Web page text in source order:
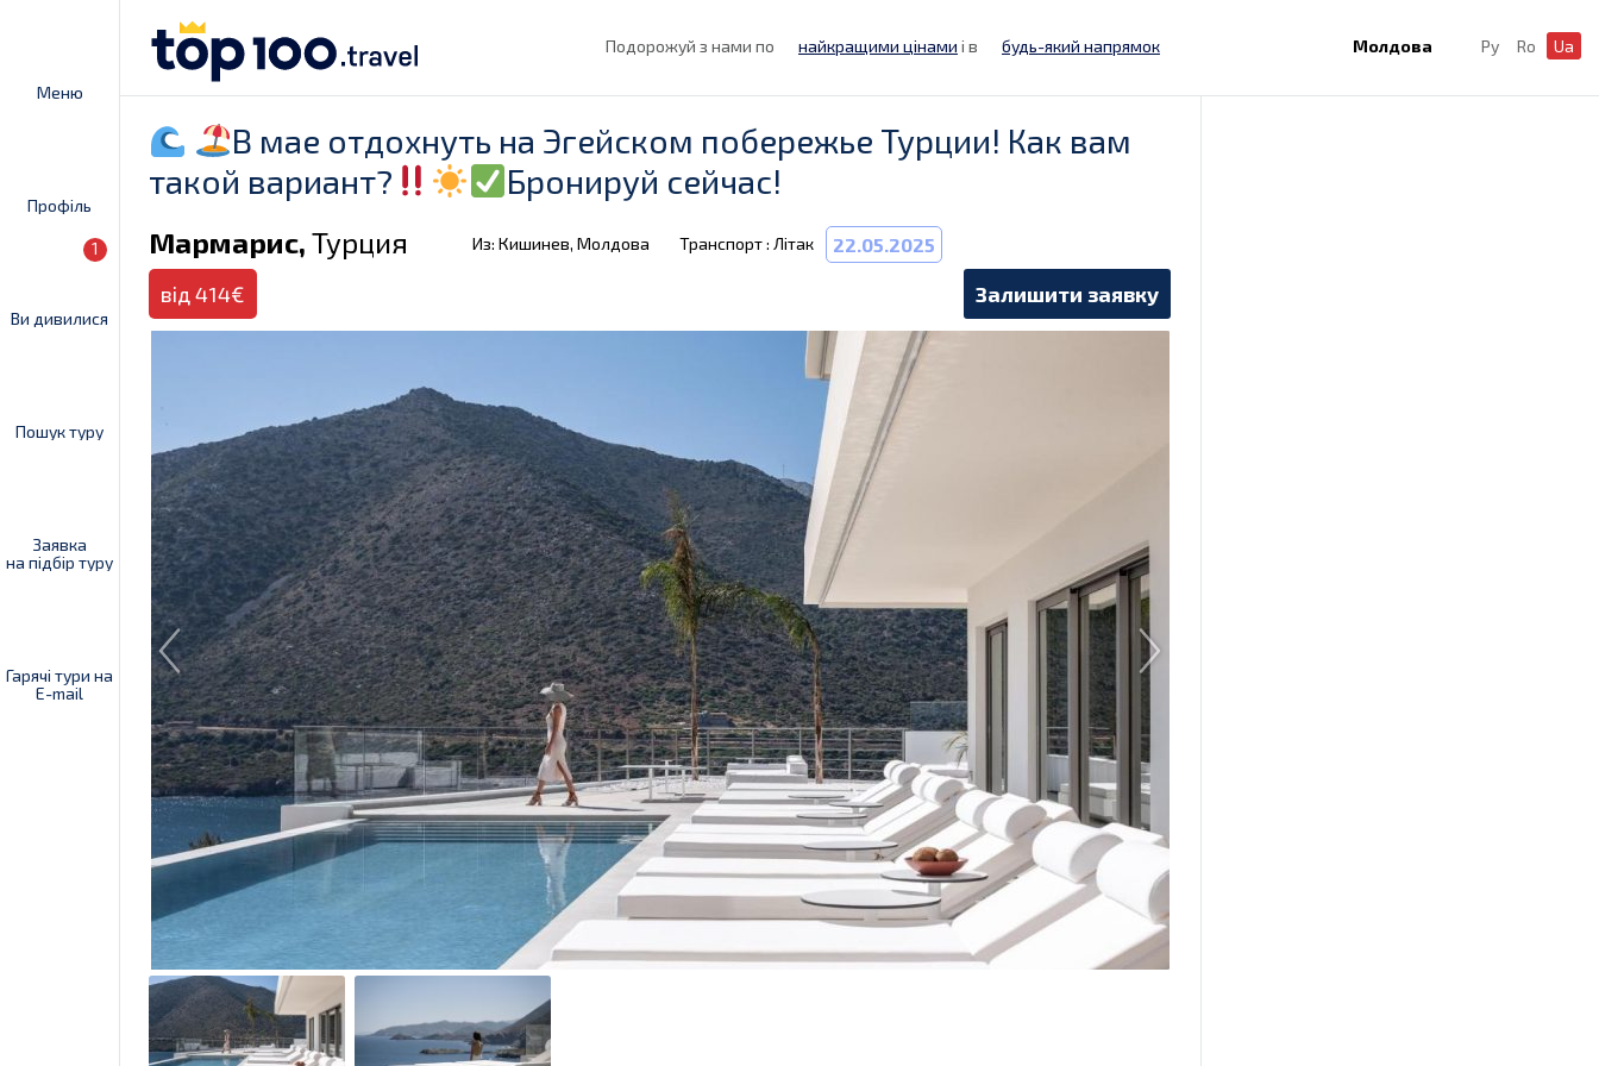
Меню
Профіль
Ви дивилися
1
Пошук туру
Заявка
на підбір туру
Гарячі тури на
E-mail
Подорожуй з нами по найкращими цінами і в будь-який напрямок Молдова Ру Ro Ua
В мае отдохнуть на Эгейском побережье Турции! Как вам
такой вариант?
Бронируй сейчас!
Мармарис, Турция Из: Кишинев, Молдова Транспорт : Літак 22.05.2025
від 414€ Залишити заявку